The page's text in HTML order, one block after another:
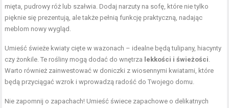
mięta, pudrowy róż lub szałwia. Dodaj narzuty na sofę, które nie tylko
pięknie się prezentują, ale także pełnią funkcję praktyczną, nadając
meblom nowy wygląd.
Umieść świeże kwiaty cięte w wazonach – idealne będą tulipany, hiacynty
czy żonkile. Te rośliny mogą dodać do wnętrza lekkości i świeżości.
Warto również zainwestować w doniczki z wiosennymi kwiatami, które
będą przyciągać wzrok i wprowadzą radość do Twojego domu.
Nie zapomnij o zapachach! Umieść świece zapachowe o delikatnych